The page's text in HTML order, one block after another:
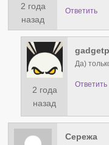
2 года
назад
Ответить
2 года
назад
Да)
Ответить
Сережа